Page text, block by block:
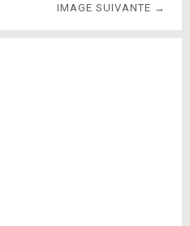
IMAGE SUIVANTE →